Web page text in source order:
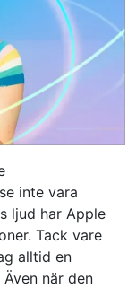
inte vara
ljud har Apple
Tack vare
alltid en
när den